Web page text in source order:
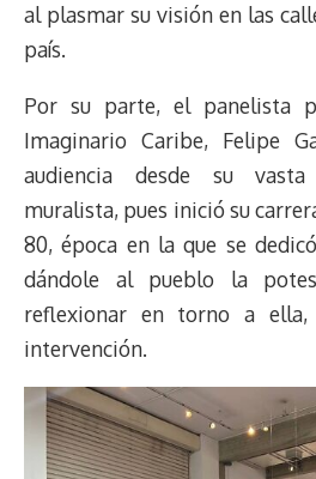
al plasmar su visión en las
país.
Por su parte, el panelista
Imaginario Caribe, Felipe
audiencia desde su
muralista, pues inició su
80, época en la que se
dándole al pueblo la
reflexionar en torno a ella,
intervención.